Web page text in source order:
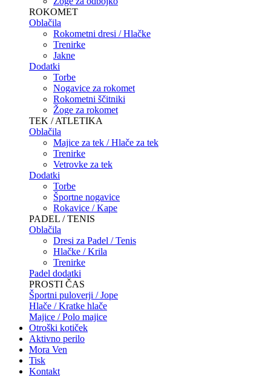
ROKOMET
Oblačila
Rokometni dresi / Hlačke
Trenirke
Jakne
Dodatki
Torbe
Nogavice za rokomet
Rokometni ščitniki
Žoge za rokomet
TEK / ATLETIKA
Oblačila
Majice za tek / Hlače za tek
Trenirke
Vetrovke za tek
Dodatki
Torbe
Športne nogavice
Rokavice / Kape
PADEL / TENIS
Oblačila
Dresi za Padel / Tenis
Hlačke / Krila
Trenirke
Padel dodatki
PROSTI ČAS
Športni puloverji / Jope
Hlače / Kratke hlače
Majice / Polo majice
Otroški kotiček
Aktivno perilo
Mora Ven
Tisk
Kontakt